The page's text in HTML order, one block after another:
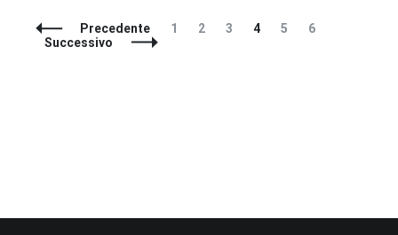
Navigazione
articoli
Precedente Pagina
1 Pagina
2 Pagina
3 Pagina
4 Pagina
5 Pagina
6
Successivo